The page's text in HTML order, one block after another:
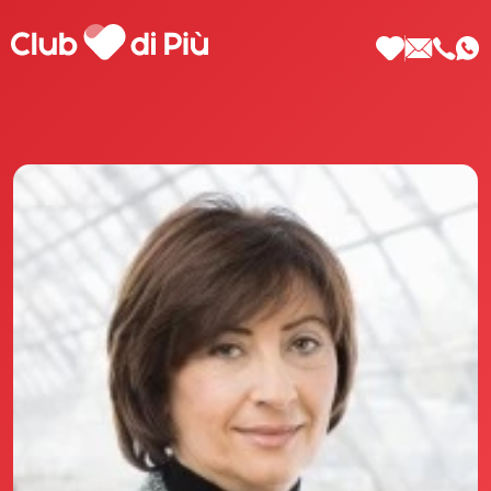
Scopri Club di Più
Le testimonianze Club di Più
La fondatrice Valeria Pilla
Annunci Donne
Agenzia matrimoniale Club di Più
Love Notebook